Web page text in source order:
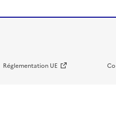
Réglementation UE